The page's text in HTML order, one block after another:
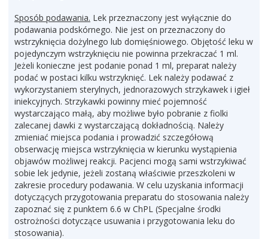
Sposób podawania. Lek przeznaczony jest wyłącznie do
podawania podskórnego. Nie jest on przeznaczony do
wstrzyknięcia dożylnego lub domięśniowego. Objętość leku w
pojedynczym wstrzyknięciu nie powinna przekraczać 1 ml.
Jeżeli konieczne jest podanie ponad 1 ml, preparat należy
podać w postaci kilku wstrzyknięć. Lek należy podawać z
wykorzystaniem sterylnych, jednorazowych strzykawek i igieł
iniekcyjnych. Strzykawki powinny mieć pojemność
wystarczająco małą, aby możliwe było pobranie z fiolki
zalecanej dawki z wystarczającą dokładnością. Należy
zmieniać miejsca podania i prowadzić szczegółową
obserwację miejsca wstrzyknięcia w kierunku wystąpienia
objawów możliwej reakcji. Pacjenci mogą sami wstrzykiwać
sobie lek jedynie, jeżeli zostaną właściwie przeszkoleni w
zakresie procedury podawania. W celu uzyskania informacji
dotyczących przygotowania preparatu do stosowania należy
zapoznać się z punktem 6.6 w ChPL (Specjalne środki
ostrożności dotyczące usuwania i przygotowania leku do
stosowania).